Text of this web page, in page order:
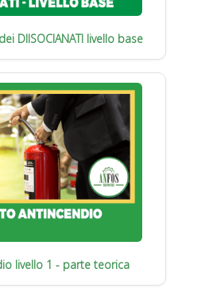
DIISOCIANATI livello base
livello 1 - parte teorica